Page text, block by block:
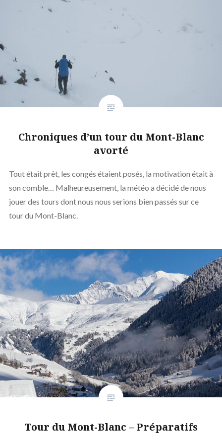
Chroniques d’un tour du Mont-Blanc
avorté
Tout était prêt, les congés étaient posés, la motivation était à
son comble… Malheureusement, la météo a décidé de nous
jouer des tours dont nous nous serions bien passés sur ce
tour du Mont-Blanc.
Tour du Mont-Blanc – Préparatifs